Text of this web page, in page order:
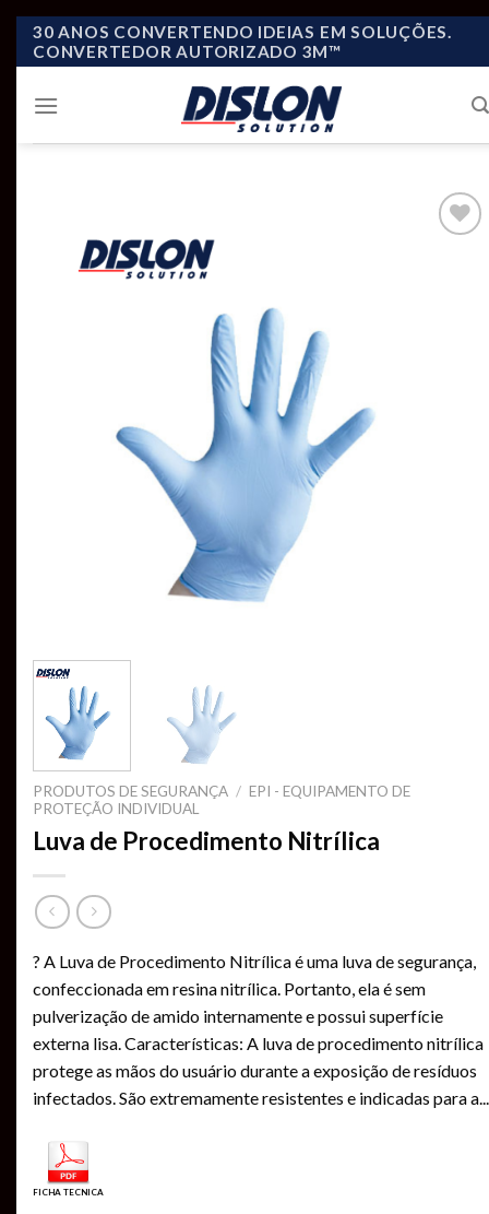
Skip
30 ANOS CONVERTENDO IDEIAS EM SOLUÇÕES.
CONVERTEDOR AUTORIZADO 3M™
PRODUTOS DE SEGURANÇA / EPI - EQUIPAMENTO DE
PROTEÇÃO INDIVIDUAL
Luva de Procedimento Nitrílica
? A Luva de Procedimento Nitrílica é uma luva de segurança,
confeccionada em resina nitrílica. Portanto, ela é sem
pulverização de amido internamente e possui superfície
externa lisa. Características: A luva de procedimento nitrílica
protege as mãos do usuário durante a exposição de resíduos
infectados. São extremamente resistentes e indicadas para a
FICHA TECNICA